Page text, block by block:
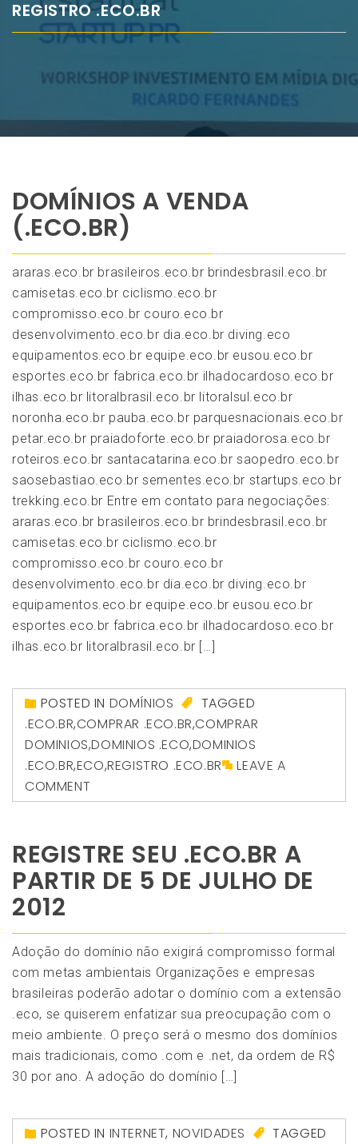
REGISTRO .ECO.BR
DOMÍNIOS A VENDA
(.ECO.BR)
araras.eco.br brasileiros.eco.br brindesbrasil.eco.br
camisetas.eco.br ciclismo.eco.br
compromisso.eco.br couro.eco.br
desenvolvimento.eco.br dia.eco.br diving.eco
equipamentos.eco.br equipe.eco.br eusou.eco.br
esportes.eco.br fabrica.eco.br ilhadocardoso.eco.br
ilhas.eco.br litoralbrasil.eco.br litoralsul.eco.br
noronha.eco.br pauba.eco.br parquesnacionais.eco.br
petar.eco.br praiadoforte.eco.br praiadorosa.eco.br
roteiros.eco.br santacatarina.eco.br saopedro.eco.br
saosebastiao.eco.br sementes.eco.br startups.eco.br
trekking.eco.br Entre em contato para negociações:
araras.eco.br brasileiros.eco.br brindesbrasil.eco.br
camisetas.eco.br ciclismo.eco.br
compromisso.eco.br couro.eco.br
desenvolvimento.eco.br dia.eco.br diving.eco.br
equipamentos.eco.br equipe.eco.br eusou.eco.br
esportes.eco.br fabrica.eco.br ilhadocardoso.eco.br
ilhas.eco.br litoralbrasil.eco.br […]
POSTED IN DOMÍNIOS
TAGGED
.ECO.BR,COMPRAR .ECO.BR,COMPRAR
DOMINIOS,DOMINIOS .ECO,DOMINIOS
.ECO.BR,ECO,REGISTRO .ECO.BR
LEAVE A
COMMENT
REGISTRE SEU .ECO.BR A
PARTIR DE 5 DE JULHO DE
2012
Adoção do domínio não exigirá compromisso formal
com metas ambientais Organizações e empresas
brasileiras poderão adotar o domínio com a extensão
.eco, se quiserem enfatizar sua preocupação com o
meio ambiente. O preço será o mesmo dos domínios
mais tradicionais, como .com e .net, da ordem de R$
30 por ano. A adoção do domínio […]
POSTED IN INTERNET, NOVIDADES
TAGGED